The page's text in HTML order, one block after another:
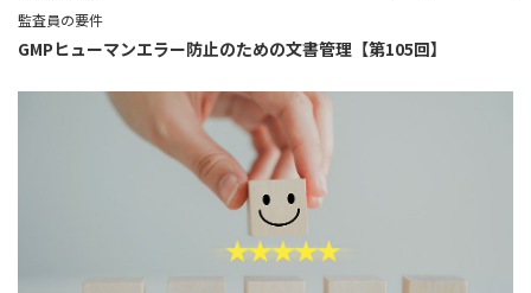
監査員の要件
GMPヒューマンエラー防止のための文書管理【第105回】